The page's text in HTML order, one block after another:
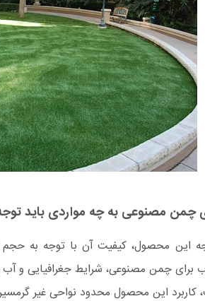
چمن مصنوعی به چه مواردی باید
این محصول، کیفیت آن با توجه به
چمن مصنوعی، شرایط جغرافیایی و آب
این محصول محدود نواحی غیر